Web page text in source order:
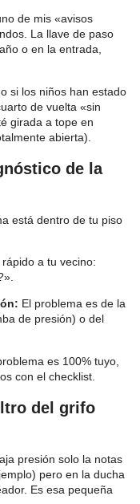
de mis «avisos
La llave de paso
o en la entrada,
si los niños han estado
de vuelta «sin
girada a tope en
abierta).
de la
está dentro de tu piso
a tu vecino:
El problema es de la
de presión) o del
es 100% tuyo,
con el checklist.
del grifo
presión solo la notas
pero en la ducha
Es esa pequeña